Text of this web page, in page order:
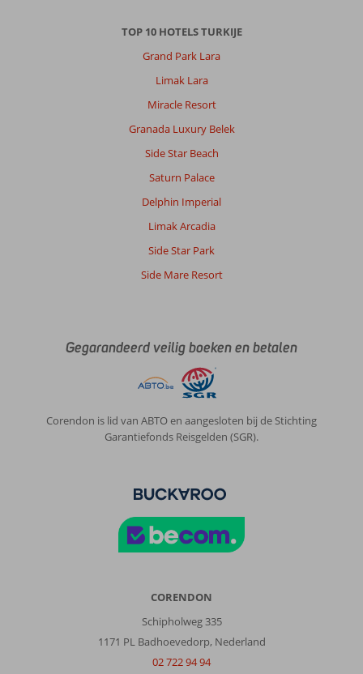
TOP 10 HOTELS TURKIJE
Grand Park Lara
Limak Lara
Miracle Resort
Granada Luxury Belek
Side Star Beach
Saturn Palace
Delphin Imperial
Limak Arcadia
Side Star Park
Side Mare Resort
Gegarandeerd veilig boeken en betalen
Corendon is lid van ABTO en aangesloten bij de Stichting
Garantiefonds Reisgelden (SGR).
CORENDON
Schipholweg 335
1171 PL Badhoevedorp, Nederland
02 722 94 94